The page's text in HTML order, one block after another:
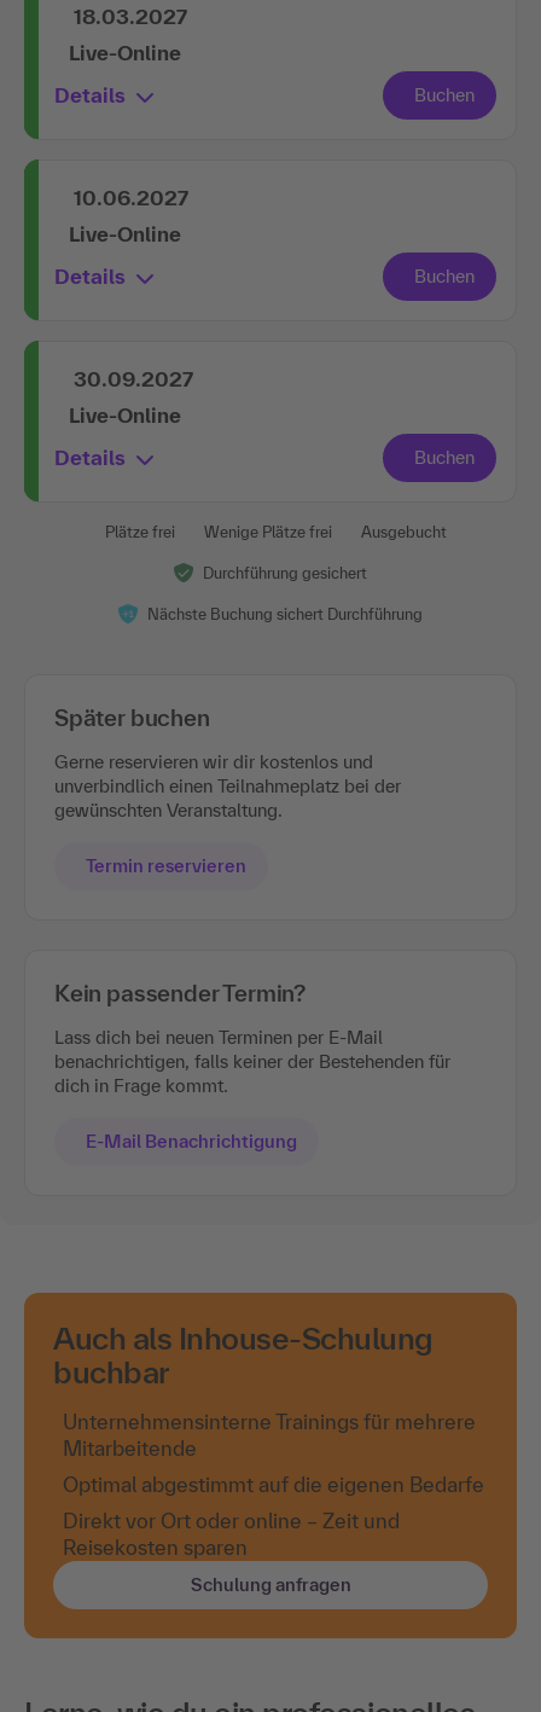
18.03.2027
Live-Online
Details
10.06.2027
Live-Online
Details
30.09.2027
Live-Online
Details
Plätze frei Wenige Plätze frei Ausgebucht
Durchführung gesichert
Nächste Buchung sichert Durchführung
Später buchen
Gerne reservieren wir dir kostenlos und
unverbindlich einen Teilnahmeplatz bei der
gewünschten Veranstaltung.
Termin reservieren
Kein passender Termin?
Lass dich bei neuen Terminen per E-Mail
benachrichtigen, falls keiner der Bestehenden für
dich in Frage kommt.
E-Mail Benachrichtigung
Auch als Inhouse-Schulung
buchbar
Unternehmensinterne Trainings für mehrere
Mitarbeitende
Optimal abgestimmt auf die eigenen Bedarfe
Direkt vor Ort oder online – Zeit und
Reisekosten sparen
Schulung anfragen